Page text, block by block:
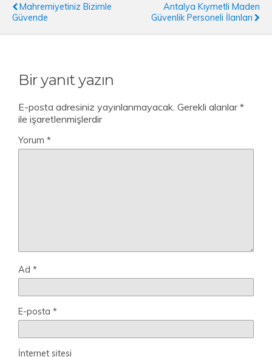
Mahremiyetiniz Bizimle
Güvende
Antalya Kıymetli Maden
Güvenlik Personeli İlanları
Bir yanıt yazın
E-posta adresiniz yayınlanmayacak. Gerekli alanlar*
ile işaretlenmişlerdir
Yorum *
Ad *
E-posta *
İnternet sitesi